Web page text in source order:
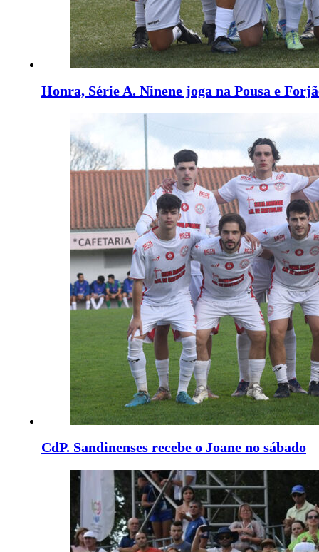
Honra, Série A. Ninene joga na Pousa e
CdP. Sandinenses recebe o Joane no sábado